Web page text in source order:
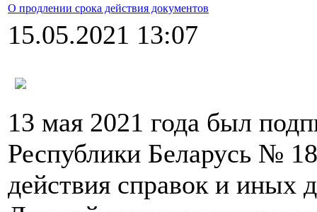
О продлении срока действия документов
15.05.2021 13:07
13 мая 2021 года был
Республики Беларусь №
действия справок и иных